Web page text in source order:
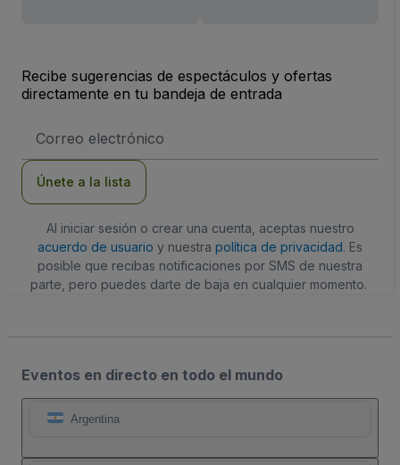
Recibe sugerencias de espectáculos y ofertas
directamente en tu bandeja de entrada
de
Únete a la lista
Al iniciar sesión o crear una cuenta, aceptas nuestro
acuerdo de usuario y nuestra política de privacidad. Es
posible que recibas notificaciones por SMS de nuestra
parte, pero puedes darte de baja en cualquier momento.
Eventos en directo en todo el mundo
Argentina